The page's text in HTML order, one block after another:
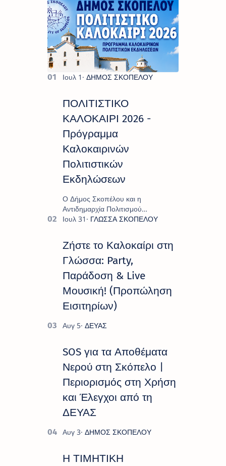
ΠΟΛΙΤΙΣΤΙΚΟ
ΚΑΛΟΚΑΙΡΙ 2026 -
Πρόγραμμα
Καλοκαιρινών
Πολιτιστικών
Εκδηλώσεων
Ο Δήμος Σκοπέλου και η
Αντιδημαρχία Πολιτισμού
παρουσιάζουν το πρόγραμμα «
πρόγραμμα εκδ…
Ζήστε το Καλοκαίρι στη
Γλώσσα: Party,
Παράδοση & Live
Μουσική! (Προπώληση
Εισιτηρίων)
SOS για τα Αποθέματα
Νερού στη Σκόπελο |
Περιορισμός στη Χρήση
και Έλεγχοι από τη
ΔΕΥΑΣ
Η ΤΙΜΗΤΙΚΗ